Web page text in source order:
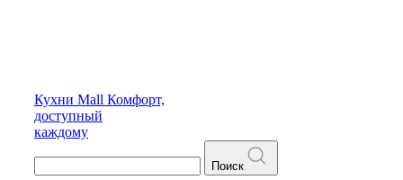
Кухни Mall Комфорт,
доступный
каждому
Поиск